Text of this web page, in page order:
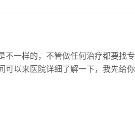
不一样的，不管做任何治疗都要找
可以来医院详细了解一下，我先给